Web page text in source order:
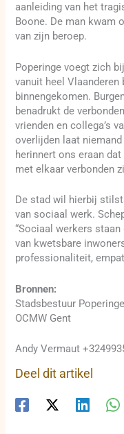
aanleiding van het
Boone. De man kwam
van zijn beroep.
Poperinge voegt zich
vanuit heel Vlaanderen
binnengekomen.
benadrukt de
vrienden en collega’s
overlijden laat
herinnert ons eraan
met elkaar verbonden
De stad wil hierbij
van sociaal werk.
“Sociaal werkers
van kwetsbare
professionaliteit,
Bronnen:
Stadsbestuur
OCMW Gent
Andy Vermaut
Deel dit artikel